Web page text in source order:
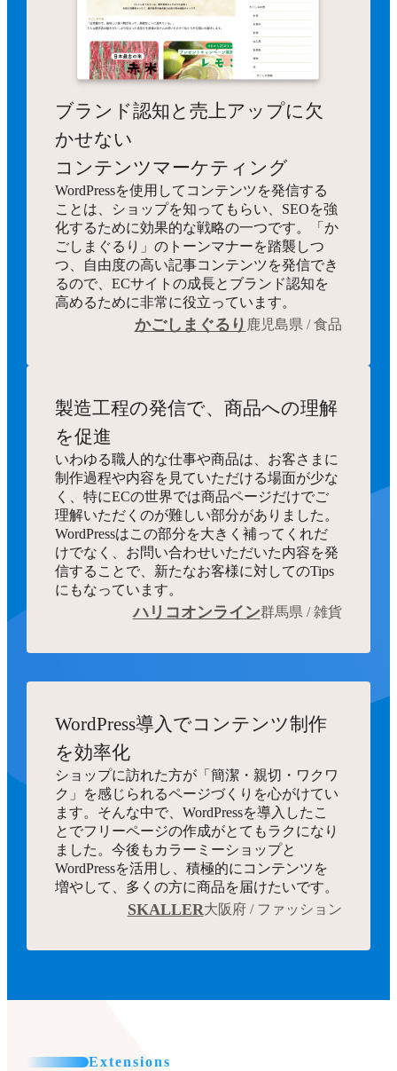
ブランド認知と売上アップに欠
かせない
コンテンツマーケティング
WordPressを使用してコンテンツを発信する
ことは、ショップを知ってもらい、SEOを強
化するために効果的な戦略の一つです。「か
ごしまぐるり」のトーンマナーを踏襲しつ
つ、自由度の高い記事コンテンツを発信でき
るので、ECサイトの成長とブランド認知を
高めるために非常に役立っています。
かごしまぐるり 鹿児島県 / 食品
製造工程の発信で、商品への理解
を促進
いわゆる職人的な仕事や商品は、お客さまに
制作過程や内容を見ていただける場面が少な
く、特にECの世界では商品ページだけでご
理解いただくのが難しい部分がありました。
WordPressはこの部分を大きく補ってくれだ
けでなく、お問い合わせいただいた内容を発
信することで、新たなお客様に対してのTips
にもなっています。
ハリコオンライン群馬県 / 雑貨
WordPress導入でコンテンツ制作
を効率化
ショップに訪れた方が「簡潔・親切・ワクワ
ク」を感じられるページづくりを心がけてい
ます。そんな中で、WordPressを導入したこ
とでフリーページの作成がとてもラクになり
ました。今後もカラーミーショップと
WordPressを活用し、積極的にコンテンツを
増やして、多くの方に商品を届けたいです。
SKALLER大阪府 / ファッション
Extensions